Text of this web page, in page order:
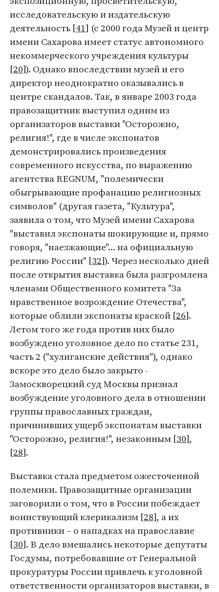
исследовательскую и издательскую
деятельность [41] (с 2000 года Музей и центр
имени Сахарова имеет статус автономного
некоммерческого учреждения культуры
[20]). Однако впоследствии музей и его
директор неоднократно оказывались в
центре скандалов. Так, в январе 2003 года
правозащитник выступил одним из
организаторов выставки "Осторожно,
религия!", где в числе экспонатов
демонстрировались произведения
современного искусства, по выражению
агентства REGNUM, "полемически
обыгрывающие профанацию религиозных
символов" (другая газета, "Культура",
заявила о том, что Музей имени Сахарова
"выставил экспонаты шокирующие и, прямо
говоря, "наезжающие"... на официальную
религию России" [32]). Через несколько дней
после открытия выставка была разгромлена
членами Общественного комитета "За
нравственное возрождение Отечества",
которые облили экспонаты краской [26].
Летом того же года против них было
возбуждено уголовное дело по статье 231,
часть 2 ("хулиганские действия"), однако
вскоре это дело было закрыто -
Замоскворецкий суд Москвы признал
возбуждение уголовного дела в отношении
группы православных граждан,
причинивших ущерб экспонатам выставки
"Осторожно, религия!", незаконным [30],
[28].
Выставка стала предметом ожесточенной
полемики. Правозащитные организации
заговорили о том, что в России побеждает
воинствующий клерикализм [28], а их
противники – о нападках на православие
[30]. В дело вмешались некоторые депутаты
Госдумы, потребовавшие от Генеральной
прокуратуры России привлечь к уголовной
ответственности организаторов выставки, в